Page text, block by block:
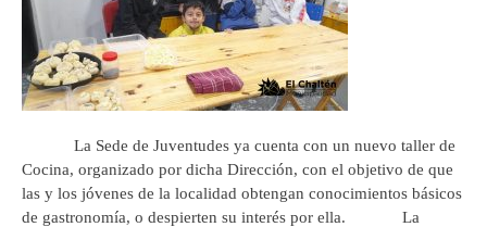
La Sede de Juventudes ya cuenta con un nuevo taller de
Cocina, organizado por dicha Dirección, con el objetivo de que
las y los jóvenes de la localidad obtengan conocimientos básicos
de gastronomía, o despierten su interés por ella. La